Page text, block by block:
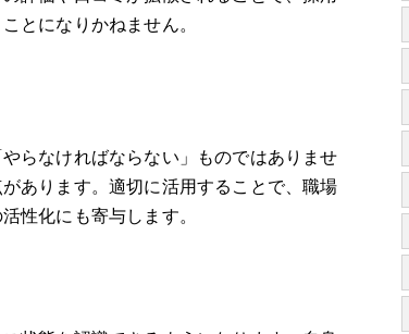
とになりかねません。
らなければならない」ものではありませ
あります。適切に活用することで、職場
性化にも寄与します。